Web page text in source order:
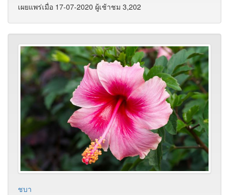
เผยแพร่เมื่อ 17-07-2020 ผู้เช้าชม 3,202
ชบา